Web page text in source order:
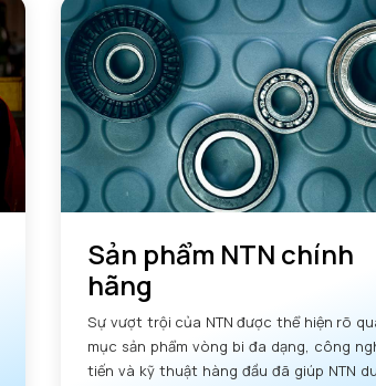
Sản phẩm NTN chính
hãng
Sự vượt trội của NTN được thể hiện rõ
mục sản phẩm vòng bi đa dạng, công
tiến và kỹ thuật hàng đầu đã giúp NTN